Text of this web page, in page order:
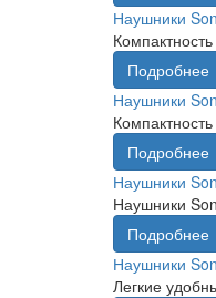
Наушники
Подробнее
Наушники
Подробнее
Наушники
Наушники
Подробнее
Наушники
Легкие